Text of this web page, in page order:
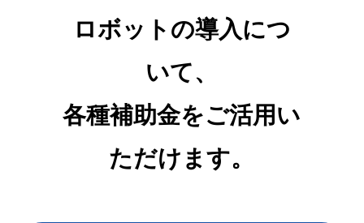
ロボットの導入につ
いて、
各種補助金をご活用い
ただけます。